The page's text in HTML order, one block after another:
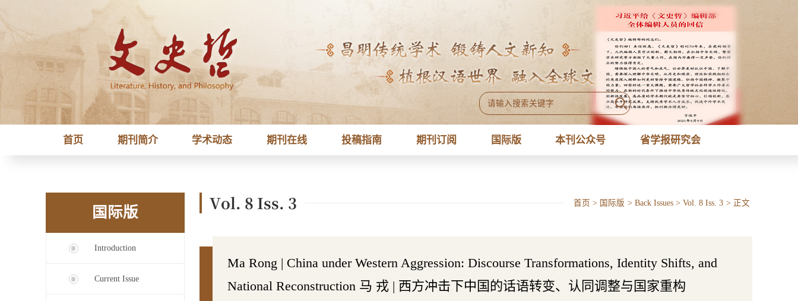
首页 期刊简介 学术动态 期刊在线 投稿指南 期刊订阅 国际版 本刊公众号 省学报研究会
国际版
Introduction
Current Issue
首页 > 国际版 > Back Issues > Vol. 8 Iss. 3 > 正文
Vol. 8 Iss. 3
Ma Rong | China under Western Aggression: Discourse Transformations, Identity Shifts, and
National Reconstruction 马 戎 | 西方冲击下中国的话语转变、认同调整与国家重构